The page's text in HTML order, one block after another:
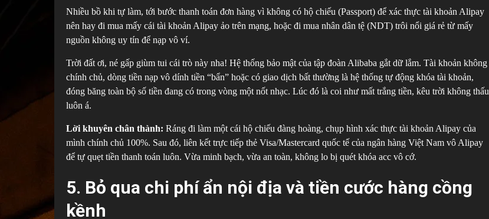
Nhiều bồ khi tự làm, tới bước thanh toán đơn hàng vì không có hộ chiếu (Passport) để xác thực tài khoản Alipay
nên hay đi mua mấy cái tài khoản Alipay ảo trên mạng, hoặc đi mua nhân dân tệ (NDT) trôi nổi giá rẻ từ mấy
nguồn không uy tín để nạp vô ví.
Trời đất ơi, né gấp giùm tui cái trò này nha! Hệ thống bảo mật của tập đoàn Alibaba gắt dữ lắm. Tài khoản không
chính chủ, dòng tiền nạp vô dính tiền “bẩn” hoặc có giao dịch bất thường là hệ thống tự động khóa tài khoản,
đóng băng toàn bộ số tiền đang có trong vòng một nốt nhạc. Lúc đó là coi như mất trắng tiền, kêu trời không thấu
luôn á.
Lời khuyên chân thành: Ráng đi làm một cái hộ chiếu đàng hoàng, chụp hình xác thực tài khoản Alipay của
mình chính chủ 100%. Sau đó, liên kết trực tiếp thẻ Visa/Mastercard quốc tế của ngân hàng Việt Nam vô Alipay
để tự quẹt tiền thanh toán luôn. Vừa minh bạch, vừa an toàn, không lo bị quét khóa acc vô cớ.
5. Bỏ qua chi phí ẩn nội địa và tiền cước hàng cồng
kềnh